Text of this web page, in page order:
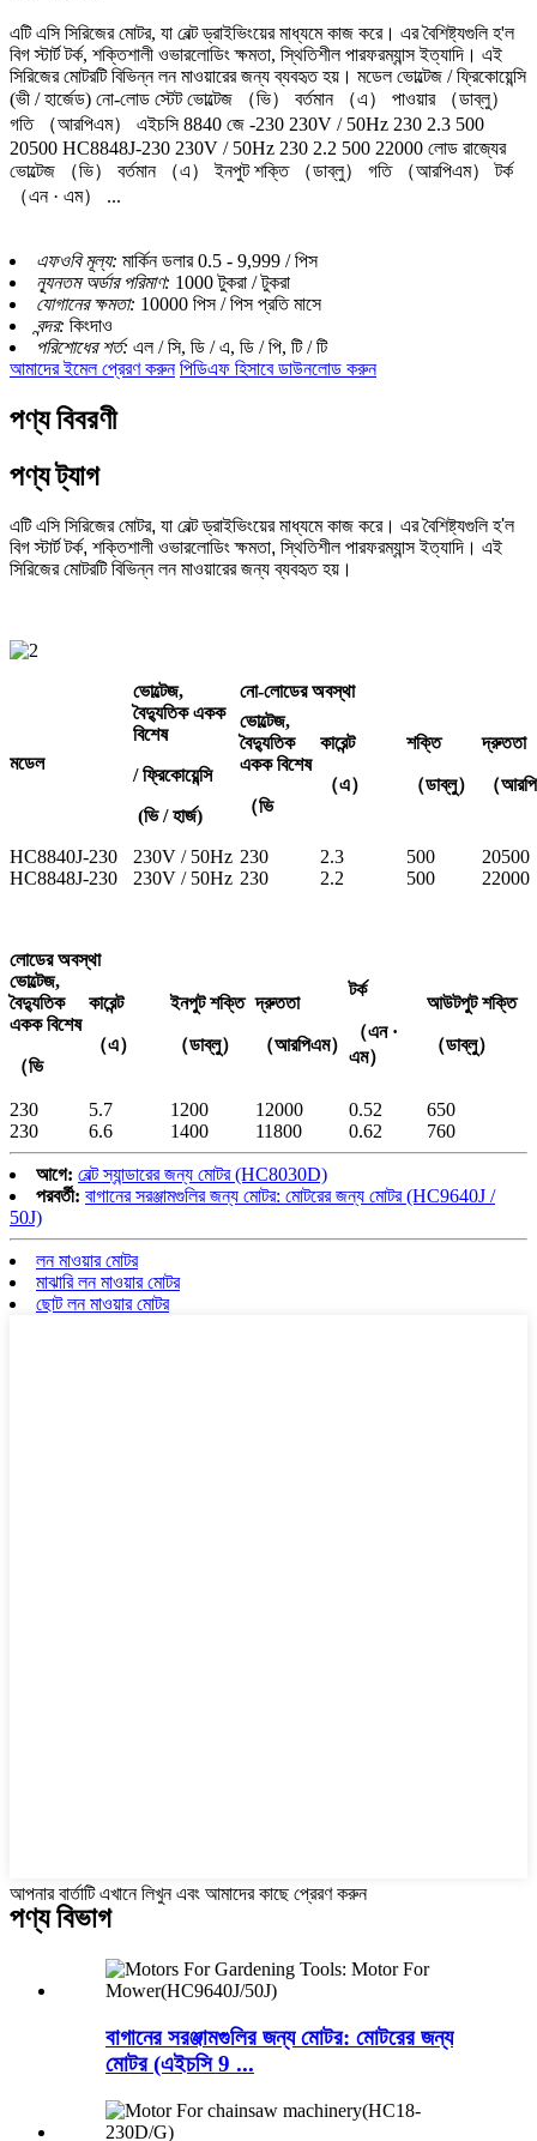
এটি এসি সিরিজের মোটর, যা বেল্ট ড্রাইভিংয়ের মাধ্যমে কাজ করে। এর বৈশিষ্ট্যগুলি হ'ল
বিগ স্টার্ট টর্ক, শক্তিশালী ওভারলোডিং ক্ষমতা, স্থিতিশীল পারফরম্যান্স ইত্যাদি। এই
সিরিজের মোটরটি বিভিন্ন লন মাওয়ারের জন্য ব্যবহৃত হয়। মডেল ভোল্টেজ / ফ্রিকোয়েন্সি
(ভী / হার্জেড) নো-লোড স্টেট ভোল্টেজ （ভি） বর্তমান （এ） পাওয়ার （ডাব্লু）
গতি （আরপিএম） এইচসি 8840 জে -230 230V / 50Hz 230 2.3 500
20500 HC8848J-230 230V / 50Hz 230 2.2 500 22000 লোড রাজ্যের
ভোল্টেজ （ভি） বর্তমান （এ） ইনপুট শক্তি （ডাব্লু） গতি （আরপিএম） টর্ক
（এন · এম） ...
এফওবি মূল্য: মার্কিন ডলার 0.5 - 9,999 / পিস
ন্যূনতম অর্ডার পরিমাণ: 1000 টুকরা / টুকরা
যোগানের ক্ষমতা: 10000 পিস / পিস প্রতি মাসে
বন্দর: কিংদাও
পরিশোধের শর্ত: এল / সি, ডি / এ, ডি / পি, টি / টি
আমাদের ইমেল প্রেরণ করুন পিডিএফ হিসাবে ডাউনলোড করুন
পণ্য বিবরণী
পণ্য ট্যাগ
এটি এসি সিরিজের মোটর, যা বেল্ট ড্রাইভিংয়ের মাধ্যমে কাজ করে। এর বৈশিষ্ট্যগুলি হ'ল
বিগ স্টার্ট টর্ক, শক্তিশালী ওভারলোডিং ক্ষমতা, স্থিতিশীল পারফরম্যান্স ইত্যাদি। এই
সিরিজের মোটরটি বিভিন্ন লন মাওয়ারের জন্য ব্যবহৃত হয়।
মডেল
ভোল্টেজ,
বৈদ্যুতিক একক
বিশেষ
/ ফ্রিকোয়েন্সি
(ভি / হার্জ)
নো-লোডের অবস্থা
ভোল্টেজ,
বৈদ্যুতিক
একক বিশেষ
（ভি
কারেন্ট
（এ）
শক্তি
（ডাব্লু）
দ্রুততা
（
HC8840J-230 230V / 50Hz 230 2.3 500
20500
HC8848J-230
230V / 50Hz 230 2.2 500 22000
লোডের অবস্থা
ভোল্টেজ,
বৈদ্যুতিক
একক বিশেষ
（ভি
কারেন্ট
（এ）
ইনপুট শক্তি
（ডাব্লু）
দ্রুততা
（আরপিএম）
টর্ক
（এন ·
এম）
আউটপুট শক্তি
（ডাব্লু）
230 5.7 1200 12000 0.52
650
230
6.6 1400 11800 0.62 760
আগে: বেল্ট স্যান্ডারের জন্য মোটর (HC8030D)
পরবর্তী: বাগানের সরঞ্জামগুলির জন্য মোটর: মোটরের জন্য মোটর (HC9640J /
50J)
লন মাওয়ার মোটর
মাঝারি লন মাওয়ার মোটর
ছোট লন মাওয়ার মোটর
আপনার বার্তাটি এখানে লিখুন এবং আমাদের কাছে প্রেরণ করুন
পণ্য বিভাগ
বাগানের সরঞ্জামগুলির জন্য মোটর: মোটরের জন্য
মোটর (এইচসি 9 ...